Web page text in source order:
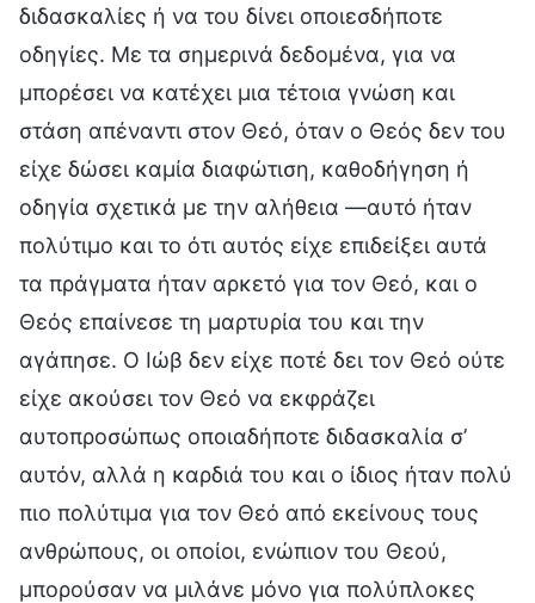
διδασκαλίες ή να του δίνει οποιεσδήποτε
οδηγίες. Με τα σημερινά δεδομένα, για να
μπορέσει να κατέχει μια τέτοια γνώση και
στάση απέναντι στον Θεό, όταν ο Θεός δεν του
είχε δώσει καμία διαφώτιση, καθοδήγηση ή
οδηγία σχετικά με την αλήθεια —αυτό ήταν
πολύτιμο και το ότι αυτός είχε επιδείξει αυτά
τα πράγματα ήταν αρκετό για τον Θεό, και ο
Θεός επαίνεσε τη μαρτυρία του και την
αγάπησε. Ο Ιώβ δεν είχε ποτέ δει τον Θεό ούτε
είχε ακούσει τον Θεό να εκφράζει
αυτοπροσώπως οποιαδήποτε διδασκαλία σ’
αυτόν, αλλά η καρδιά του και ο ίδιος ήταν πολύ
πιο πολύτιμα για τον Θεό από εκείνους τους
ανθρώπους, οι οποίοι, ενώπιον του Θεού,
μπορούσαν να μιλάνε μόνο για πολύπλοκες